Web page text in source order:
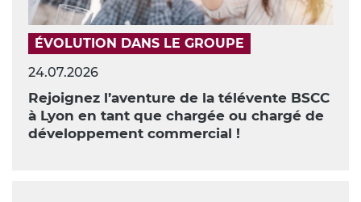
ÉVOLUTION DANS LE GROUPE
24.07.2026
Rejoignez l’aventure de la télévente BSCC
à Lyon en tant que chargée ou chargé de
développement commercial !